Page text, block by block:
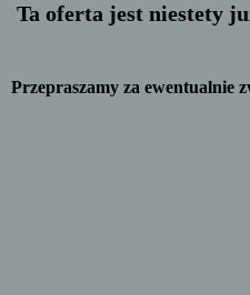
Ta oferta jest niestety
Przepraszamy za ewentualnie